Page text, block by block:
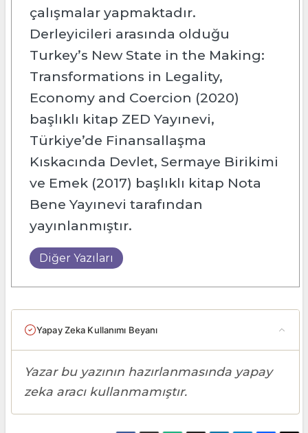
çalışmalar yapmaktadır.
Derleyicileri arasında olduğu
Turkey’s New State in the Making:
Transformations in Legality,
Economy and Coercion (2020)
başlıklı kitap ZED Yayınevi,
Türkiye’de Finansallaşma
Kıskacında Devlet, Sermaye Birikimi
ve Emek (2017) başlıklı kitap Nota
Bene Yayınevi tarafından
yayınlanmıştır.
Diğer Yazıları
Yapay Zeka Kullanımı Beyanı
Yazar bu yazının hazırlanmasında yapay
zeka aracı kullanmamıştır.